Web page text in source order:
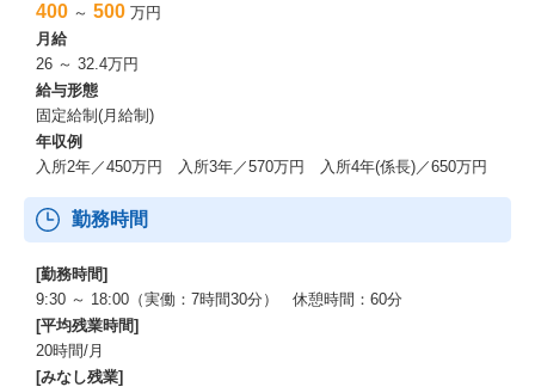
400 ～ 500 万円
月給
26 ～ 32.4万円
給与形態
固定給制(月給制)
年収例
入所2年／450万円 入所3年／570万円 入所4年(係長)／650万円
勤務時間
[勤務時間]
9:30 ～ 18:00（実働：7時間30分） 休憩時間：60分
[平均残業時間]
20時間/月
[みなし残業]